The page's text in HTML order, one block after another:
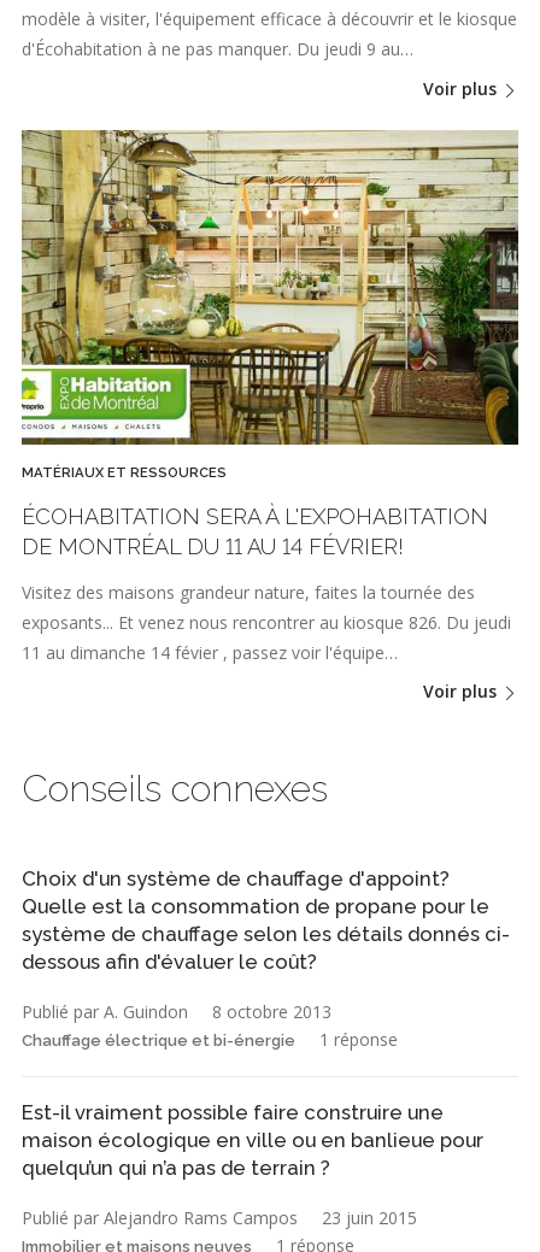
modèle à visiter, l'équipement efficace à découvrir et le kiosque
d'Écohabitation à ne pas manquer. Du jeudi 9 au…
Voir plus
MATÉRIAUX ET RESSOURCES
ÉCOHABITATION SERA À L'EXPOHABITATION
DE MONTRÉAL DU 11 AU 14 FÉVRIER!
Visitez des maisons grandeur nature, faites la tournée des
exposants... Et venez nous rencontrer au kiosque 826. Du jeudi
11 au dimanche 14 févier , passez voir l'équipe…
Voir plus
Conseils connexes
Choix d'un système de chauffage d'appoint?
Quelle est la consommation de propane pour le
système de chauffage selon les détails donnés ci-
dessous afin d'évaluer le coût?
Publié par A. Guindon 8 octobre 2013
Chauffage électrique et bi-énergie 1 réponse
Est-il vraiment possible faire construire une
maison écologique en ville ou en banlieue pour
quelqu’un qui n’a pas de terrain ?
Publié par Alejandro Rams Campos 23 juin 2015
Immobilier et maisons neuves 1 réponse